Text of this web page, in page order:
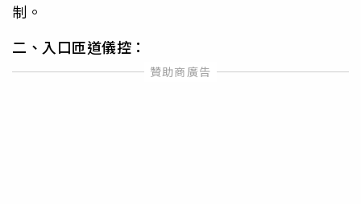
制。
二、入口匝道儀控：